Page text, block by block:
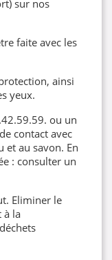
sur nos
faite avec les
ainsi
yeux.
ou un
contact avec
et au savon. En
: consulter un
Eliminer le
à la